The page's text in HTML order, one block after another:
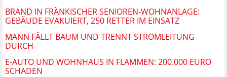
BRAND IN FRÄNKISCHER SENIOREN-WOHNANLAGE:
GEBÄUDE EVAKUIERT, 250 RETTER IM EINSATZ
MANN FÄLLT BAUM UND TRENNT STROMLEITUNG
DURCH
E-AUTO UND WOHNHAUS IN FLAMMEN: 200.000 EURO
SCHADEN